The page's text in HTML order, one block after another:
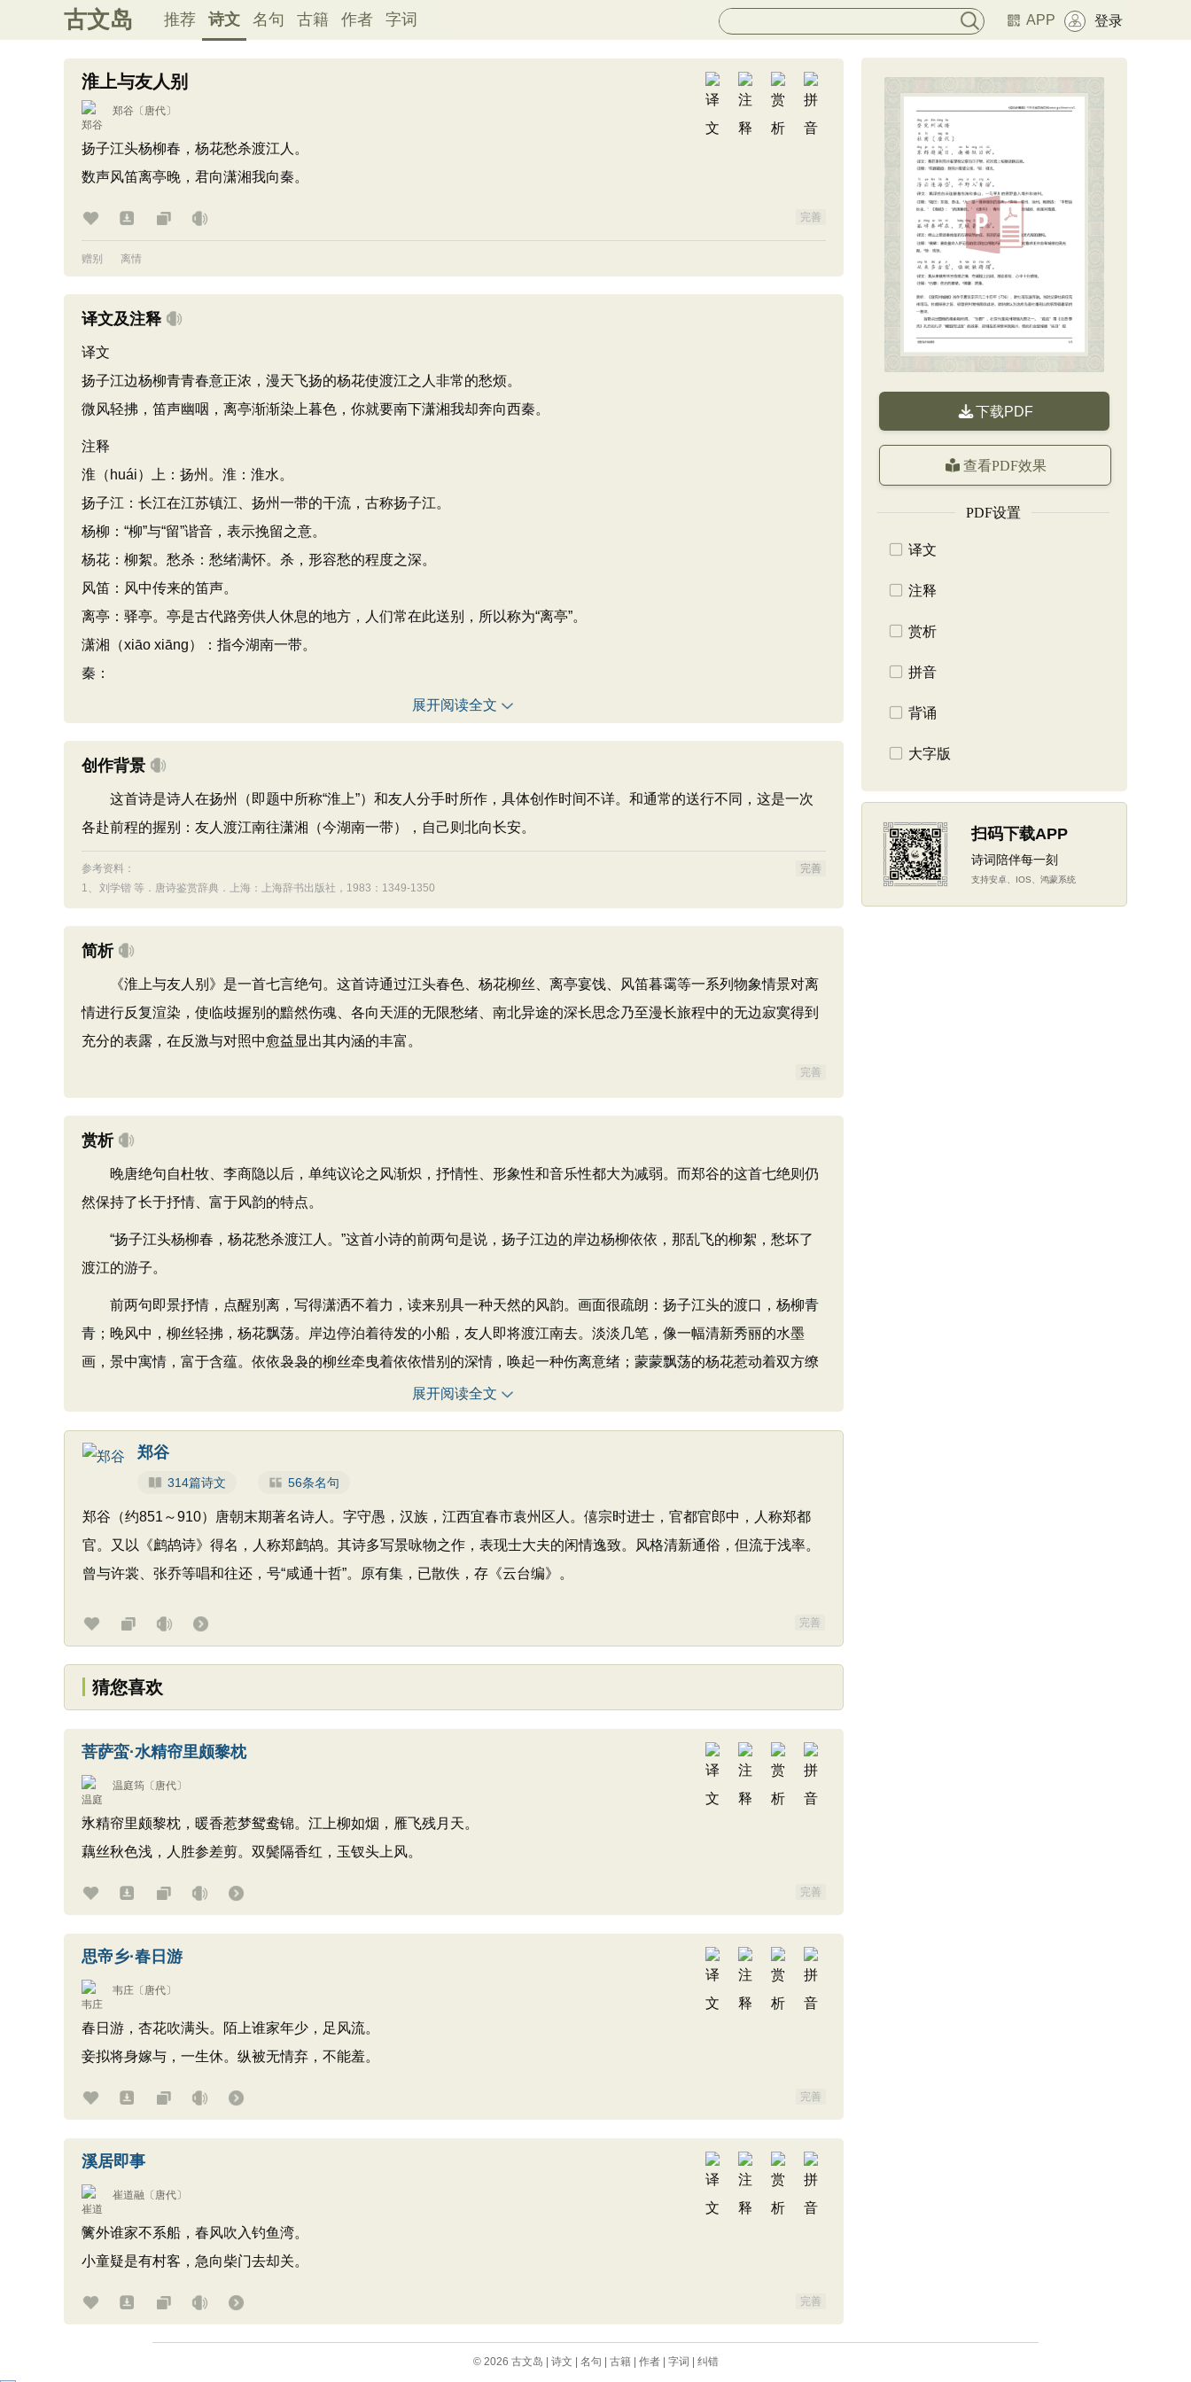
古文岛 推荐 诗文 名句 古籍 作者 字词 APP 登录
淮上与友人别
郑谷 〔唐代〕
扬子江头杨柳春，杨花愁杀渡江人。
数声风笛离亭晚，君向潇湘我向秦。
完善
赠别 离情
译文及注释
译文
扬子江边杨柳青青春意正浓，漫天飞扬的杨花使渡江之人非常的愁烦。
微风轻拂，笛声幽咽，离亭渐渐染上暮色，你就要南下潇湘我却奔向西秦。
注释
淮（huái）上：扬州。淮：淮水。
扬子江：长江在江苏镇江、扬州一带的干流，古称扬子江。
杨柳：“柳”与“留”谐音，表示挽留之意。
杨花：柳絮。愁杀：愁绪满怀。杀，形容愁的程度之深。
风笛：风中传来的笛声。
离亭：驿亭。亭是古代路旁供人休息的地方，人们常在此送别，所以称为“离亭”。
潇湘（xiāo xiāng）：指今湖南一带。
秦：
展开阅读全文
创作背景
这首诗是诗人在扬州（即题中所称“淮上”）和友人分手时所作，具体创作时间不详。和通常的送行不同，这是一次
各赴前程的握别：友人渡江南往潇湘（今湖南一带），自己则北向长安。
参考资料：
完善
1、 刘学锴 等．唐诗鉴赏辞典．上海：上海辞书出版社，1983：1349-1350
简析
《淮上与友人别》是一首七言绝句。这首诗通过江头春色、杨花柳丝、离亭宴饯、风笛暮霭等一系列物象情景对离
情进行反复渲染，使临歧握别的黯然伤魂、各向天涯的无限愁绪、南北异途的深长思念乃至漫长旅程中的无边寂寞得到
充分的表露，在反激与对照中愈益显出其内涵的丰富。
完善
赏析
晚唐绝句自杜牧、李商隐以后，单纯议论之风渐炽，抒情性、形象性和音乐性都大为减弱。而郑谷的这首七绝则仍
然保持了长于抒情、富于风韵的特点。
“扬子江头杨柳春，杨花愁杀渡江人。”这首小诗的前两句是说，扬子江边的岸边杨柳依依，那乱飞的柳絮，愁坏了
渡江的游子。
前两句即景抒情，点醒别离，写得潇洒不着力，读来别具一种天然的风韵。画面很疏朗：扬子江头的渡口，杨柳青
青；晚风中，柳丝轻拂，杨花飘荡。岸边停泊着待发的小船，友人即将渡江南去。淡淡几笔，像一幅清新秀丽的水墨
画，景中寓情，富于含蕴。依依袅袅的柳丝牵曳着依依惜别的深情，唤起一种伤离意绪；蒙蒙飘荡的杨花惹动着双方缭
展开阅读全文
郑谷
314篇诗文 56条名句
郑谷（约851～910）唐朝末期著名诗人。字守愚，汉族，江西宜春市袁州区人。僖宗时进士，官都官郎中，人称郑都
官。又以《鹧鸪诗》得名，人称郑鹧鸪。其诗多写景咏物之作，表现士大夫的闲情逸致。风格清新通俗，但流于浅率。
曾与许裳、张乔等唱和往还，号“咸通十哲”。原有集，已散佚，存《云台编》。
完善
猜您喜欢
菩萨蛮·水精帘里颇黎枕
温庭筠 〔唐代〕
水精帘里颇黎枕，暖香惹梦鸳鸯锦。江上柳如烟，雁飞残月天。
藕丝秋色浅，人胜参差剪。双鬓隔香红，玉钗头上风。
完善
思帝乡·春日游
韦庄 〔唐代〕
春日游，杏花吹满头。陌上谁家年少，足风流。
妾拟将身嫁与，一生休。纵被无情弃，不能羞。
完善
溪居即事
崔道融 〔唐代〕
篱外谁家不系船，春风吹入钓鱼湾。
小童疑是有村客，急向柴门去却关。
完善
下载PDF
查看PDF效果
PDF设置
译文
注释
赏析
拼音
背诵
大字版
扫码下载APP
诗词陪伴每一刻
支持安卓、IOS、鸿蒙系统
© 2026 古文岛 诗文 名句 古籍| 作者| 字词 纠错